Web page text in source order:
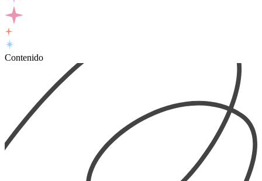
Contenido